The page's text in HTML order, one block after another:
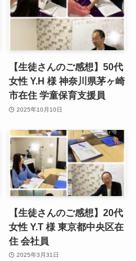
【生徒さんのご感想】50代
女性 Y.H 様 神奈川県茅ヶ崎
市在住 学童保育支援員
2025年10月10日
【生徒さんのご感想】20代
女性 Y.T 様 東京都中央区在
住 会社員
2025年3月31日